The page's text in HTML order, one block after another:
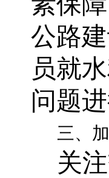
公路
员就
问题
三、
关